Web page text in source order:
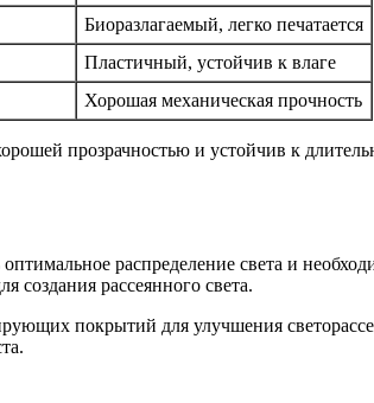
Биоразлагаемый, легко печатается
Пластичный, устойчив к влаге
Хорошая механическая прочность
прозрачностью и устойчив к
распределение света и
создания рассеянного света.
покрытий для улучшения